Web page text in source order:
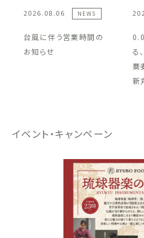
2026.08.06 NEWS
台風に伴う営業時間の
お知らせ
る
蕎
新
イベント・キャンペーン